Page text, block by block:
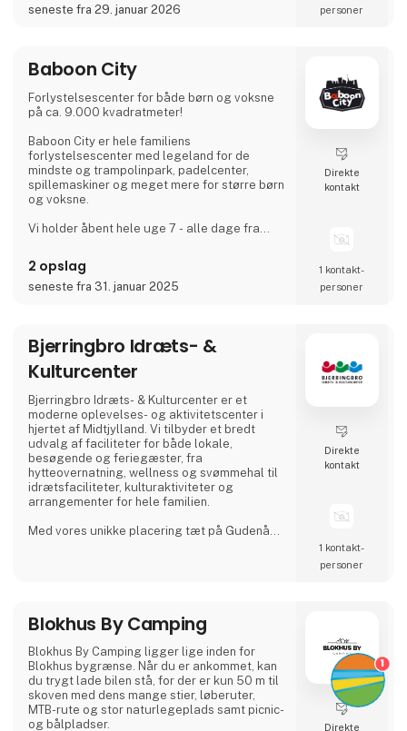
seneste fra 29. januar 2026
personer
Baboon City
Forlystelsescenter for både børn og voksne
på ca. 9.000 kvadratmeter!
Baboon City er hele familiens
forlystelsescenter med legeland for de
mindste og trampolinpark, padelcenter,
spillemaskiner og meget mere for større børn
og voksne.
Vi holder åbent hele uge 7 - alle dage fra
2 opslag
seneste fra 31. januar 2025
Direkte
kontakt
1 kontakt­
personer
Bjerringbro Idræts- &
Kulturcenter
Bjerringbro Idræts- & Kulturcenter er et
moderne oplevelses- og aktivitetscenter i
hjertet af Midtjylland. Vi tilbyder et bredt
udvalg af faciliteter for både lokale,
besøgende og feriegæster, fra
hytteovernatning, wellness og svømmehal til
idrætsfaciliteter, kulturaktiviteter og
arrangementer for hele familien.
Med vores unikke placering tæt på Gudenåen
sportsaktivitet eller et større arrangement.
Bjerringbro Idræts- & Kulturcenter er en se
Direkte
kontakt
1 kontakt­
personer
Blokhus By Camping
Blokhus By Camping ligger lige inden for
Blokhus bygrænse. Når du er ankommet, kan
du trygt lade bilen stå, for der er kun 50 m til
skoven med dens mange stier, løberuter,
MTB-rute og stor naturlegeplads samt picnic-
og bålpladser.
Direkte
1